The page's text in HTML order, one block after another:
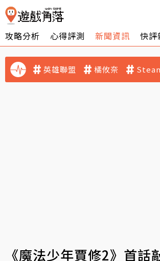
攻略分析 心得評測 新聞資訊 快評
英雄聯盟 橘攸奈
《魔法少年賈修2》首話